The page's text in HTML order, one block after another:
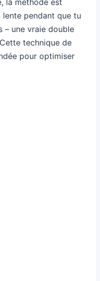
lente pendant que tu
– une vraie double
technique de
pour optimiser